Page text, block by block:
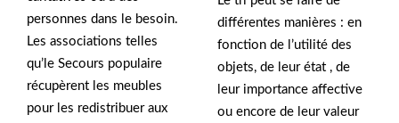
personnes dans le besoin.
Les associations telles
qu’le Secours populaire
récupèrent les meubles
pour les redistribuer aux
différentes manières : en
fonction de l’utilité des
objets, de leur état , de
leur importance affective
ou encore de leur valeur